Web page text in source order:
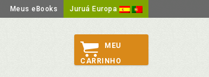
Meus eBooks Juruá Europa
MEU
CARRINHO